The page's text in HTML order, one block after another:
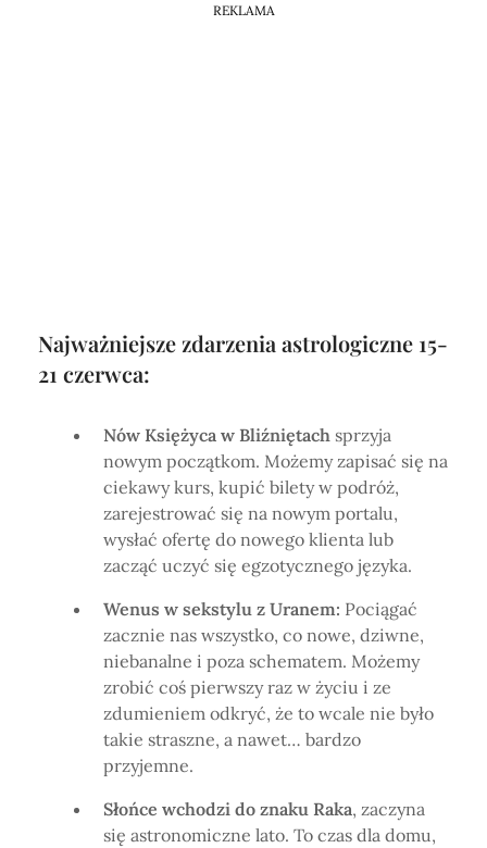
REKLAMA
Najważniejsze zdarzenia astrologiczne 15-
21 czerwca:
Nów Księżyca w Bliźniętach sprzyja
nowym początkom. Możemy zapisać się na
ciekawy kurs, kupić bilety w podróż,
zarejestrować się na nowym portalu,
wysłać ofertę do nowego klienta lub
zacząć uczyć się egzotycznego języka.
Wenus w sekstylu z Uranem: Pociągać
zacznie nas wszystko, co nowe, dziwne,
niebanalne i poza schematem. Możemy
zrobić coś pierwszy raz w życiu i ze
zdumieniem odkryć, że to wcale nie było
takie straszne, a nawet… bardzo
przyjemne.
Słońce wchodzi do znaku Raka, zaczyna
się astronomiczne lato. To czas dla domu,